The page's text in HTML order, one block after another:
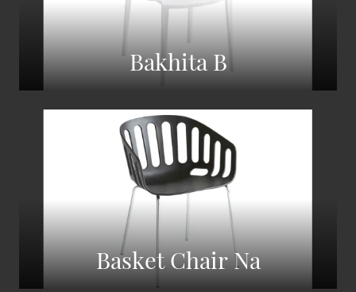
Bakhita B
Basket Chair Na